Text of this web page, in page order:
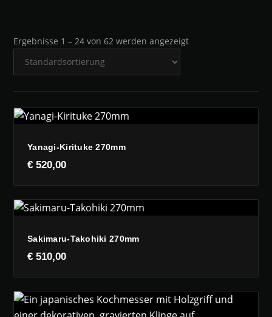
Ergebnisse 1 – 24 von 62 werden angezeigt
Yanagi-Kirituke 270mm
€ 520,00
Sakimaru-Takohiki 270mm
€ 510,00